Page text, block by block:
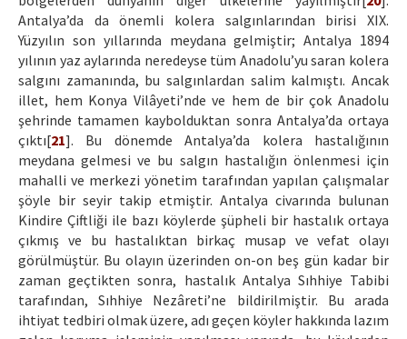
Antalya’da da önemli kolera salgınlarından birisi XIX.
Yüzyılın son yıllarında meydana gelmiştir; Antalya 1894
yılının yaz aylarında neredeyse tüm Anadolu’yu saran kolera
salgını zamanında, bu salgınlardan salim kalmıştı. Ancak
illet, hem Konya Vilâyeti’nde ve hem de bir çok Anadolu
şehrinde tamamen kaybolduktan sonra Antalya’da ortaya
çıktı[21]. Bu dönemde Antalya’da kolera hastalığının
meydana gelmesi ve bu salgın hastalığın önlenmesi için
mahalli ve merkezi yönetim tarafından yapılan çalışmalar
şöyle bir seyir takip etmiştir. Antalya civarında bulunan
Kindire Çiftliği ile bazı köylerde şüpheli bir hastalık ortaya
çıkmış ve bu hastalıktan birkaç musap ve vefat olayı
görülmüştür. Bu olayın üzerinden on-on beş gün kadar bir
zaman geçtikten sonra, hastalık Antalya Sıhhiye Tabibi
tarafından, Sıhhiye Nezâreti’ne bildirilmiştir. Bu arada
ihtiyat tedbiri olmak üzere, adı geçen köyler hakkında lazım